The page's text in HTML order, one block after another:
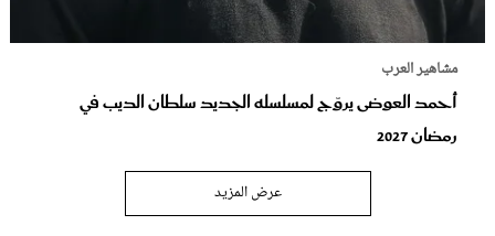
مشاهير العرب
أحمد العوضى يروّج لمسلسله الجديد سلطان الديب في
رمضان 2027
عرض المزيد